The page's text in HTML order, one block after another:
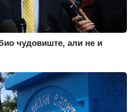
чудовиште, али не и